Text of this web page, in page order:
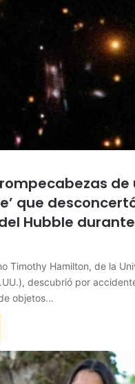
de
que
Hubble
Timothy Hamilton, de la
descubrió por
objetos…